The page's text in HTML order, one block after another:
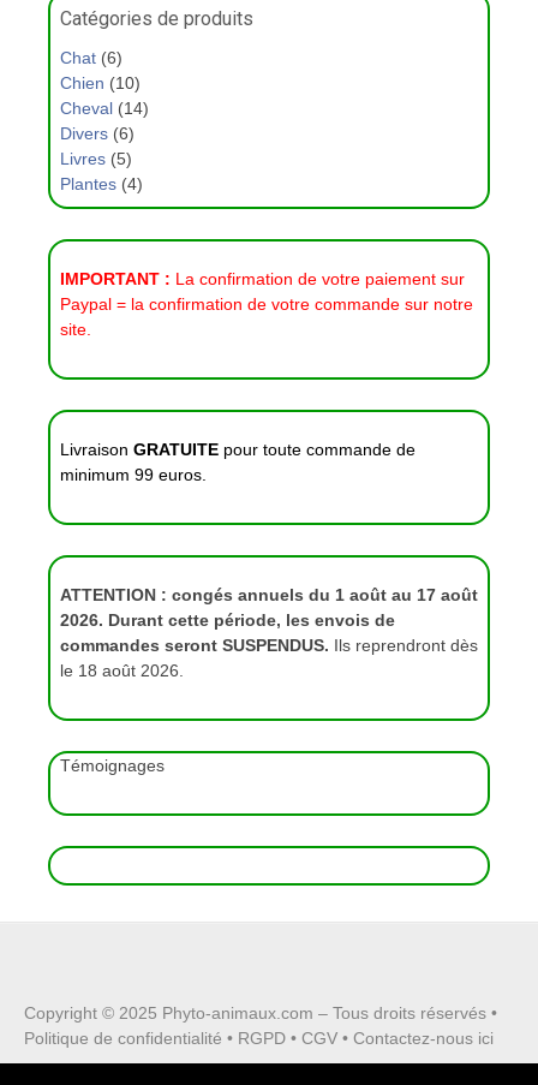
Catégories de produits
Chat (6)
Chien (10)
Cheval (14)
Divers (6)
Livres (5)
Plantes (4)
IMPORTANT : La confirmation de votre paiement sur
Paypal = la confirmation de votre commande sur notre
site.
Livraison GRATUITE pour toute commande de
minimum 99 euros.
ATTENTION : congés annuels du 1 août au 17 août
2026. Durant cette période, les envois de
commandes seront SUSPENDUS. Ils reprendront dès
le 18 août 2026.
Témoignages
Copyright © 2025 Phyto-animaux.com – Tous droits réservés •
Politique de confidentialité • RGPD • CGV • Contactez-nous ici